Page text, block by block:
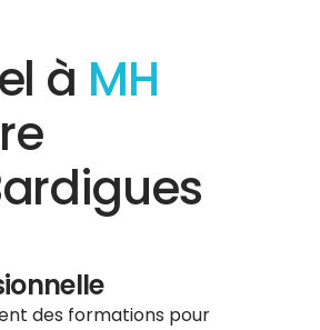
à MH
des formations pour